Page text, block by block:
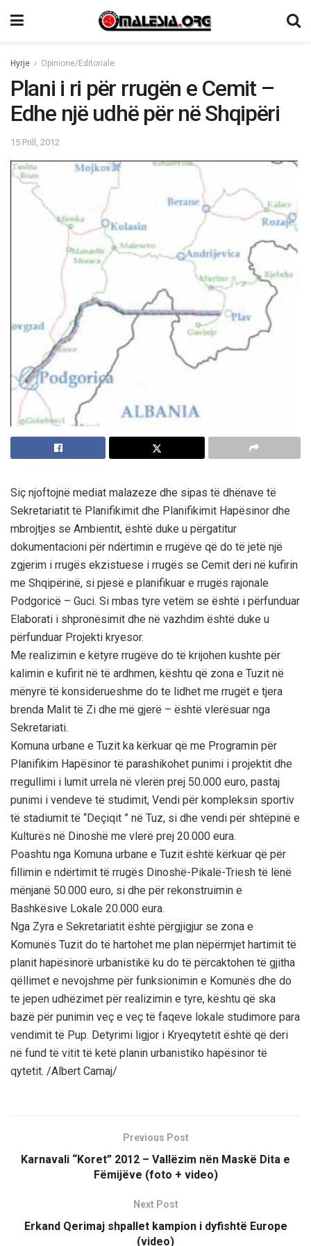
Hyrje Opinione/Editoriale
Plani i ri për rrugën e Cemit –
Edhe një udhë për në Shqipëri
15 Prill, 2012
Siç njoftojnë mediat malazeze dhe sipas të dhënave të
Sekretariatit të Planifikimit dhe Planifikimit Hapësinor dhe
mbrojtjes se Ambientit, është duke u përgatitur
dokumentacioni për ndërtimin e rrugëve që do të jetë një
zgjerim i rrugës ekzistuese i rrugës se Cemit deri në kufirin
me Shqipërinë, si pjesë e planifikuar e rrugës rajonale
Podgoricë – Guci. Si mbas tyre vetëm se është i përfunduar
Elaborati i shpronësimit dhe në vazhdim është duke u
përfunduar Projekti kryesor.
Me realizimin e këtyre rrugëve do të krijohen kushte për
kalimin e kufirit në të ardhmen, kështu që zona e Tuzit në
mënyrë të konsiderueshme do te lidhet me rrugët e tjera
brenda Malit të Zi dhe më gjerë – është vlerësuar nga
Sekretariati.
Komuna urbane e Tuzit ka kërkuar që me Programin për
Planifikim Hapësinor të parashikohet punimi i projektit dhe
rregullimi i lumit urrela në vlerën prej 50.000 euro, pastaj
punimi i vendeve të studimit, Vendi për kompleksin sportiv
të stadiumit të “Deçiqit ” në Tuz, si dhe vendi për shtëpinë e
Kulturës në Dinoshë me vlerë prej 20.000 eura.
Poashtu nga Komuna urbane e Tuzit është kërkuar që për
fillimin e ndërtimit të rrugës Dinoshë-Pikalë-Triesh të lënë
mënjanë 50.000 euro, si dhe për rekonstruimin e
Bashkësive Lokale 20.000 eura.
Nga Zyra e Sekretariatit është përgjigjur se zona e
Komunës Tuzit do të hartohet me plan nëpërmjet hartimit të
planit hapësinorë urbanistikë ku do të përcaktohen të gjitha
qëllimet e nevojshme për funksionimin e Komunës dhe do
te jepen udhëzimet për realizimin e tyre, kështu që ska
bazë për punimin veç e veç të faqeve lokale studimore para
vendimit të Pup. Detyrimi ligjor i Kryeqytetit është që deri
në fund të vitit të ketë planin urbanistiko hapësinor të
qytetit. /Albert Camaj/
Previous Post
Karnavali “Koret” 2012 – Vallëzim nën Maskë Dita e
Fëmijëve (foto + video)
Next Post
Erkand Qerimaj shpallet kampion i dyfishtë Europe
(video)